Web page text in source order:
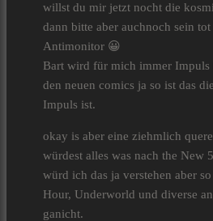
willst du mir jetzt nocht die
dann bitte aber auchnoch sein
Antimonitor 😀
Bart wird für mich immer Impuls
den neuen comics ja so ist das
Impuls ist.
okay is aber eine ziehmlich
würdest alles was nach the New
würd ich das ja verstehen aber
Hour, Underworld und diverse
ganicht.